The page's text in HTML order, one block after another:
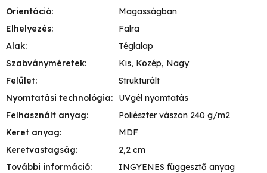
Orientáció:
Magasságban
Elhelyezés:
Falra
Alak:
Téglalap
Szabványméretek: Kis, Közép, Nagy
Felület:
Strukturált
Nyomtatási technológia:
UVgél nyomtatás
Felhasznált anyag:
Poliészter vászon 240 g/m2
Keret anyag:
MDF
Keretvastagság:
2,2 cm
További információ: INGYENES függesztő anyag